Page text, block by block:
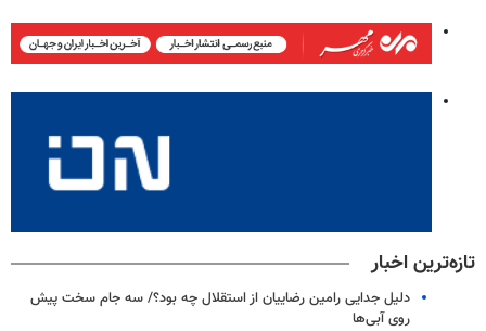
تازه‌ترین اخبار
دلیل جدایی رامین رضاییان از استقلال چه بود؟/ سه جام سخت پیش
روی آبی‌ها